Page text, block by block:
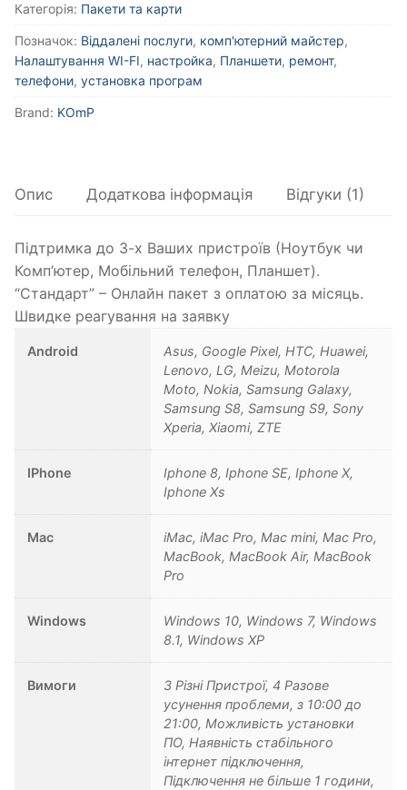
Категорія: Пакети та карти
Позначок: Віддалені послуги, комп'ютерний майстер,
Налаштування WI-FI, настройка, Планшети, ремонт,
телефони, установка програм
Brand: KOmP
Опис Додаткова інформація Відгуки (1)
Підтримка до 3-х Ваших пристроїв (Ноутбук чи
Комп’ютер, Мобільний телефон, Планшет).
“Стандарт” – Онлайн пакет з оплатою за місяць.
Швидке реагування на заявку
Android
Asus, Google Pixel, HTC, Huawei,
Lenovo, LG, Meizu, Motorola
Moto, Nokia, Samsung Galaxy,
Samsung S8, Samsung S9, Sony
Xperia, Xiaomi, ZTE
IPhone
Iphone 8, Iphone SE, Iphone X,
Iphone Xs
Mac
iMac, iMac Pro, Mac mini, Mac Pro,
MacBook, MacBook Air, MacBook
Pro
Windows
Windows 10, Windows 7, Windows
8.1, Windows XP
Вимоги
3 Різні Пристрої, 4 Разове
усунення проблеми, з 10:00 до
21:00, Можливість установки
ПО, Наявність стабільного
інтернет підключення,
Підключення не більше 1 години,